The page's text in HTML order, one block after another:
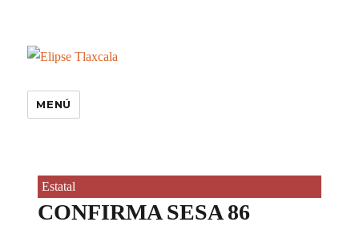
MENÚ
Estatal
CONFIRMA SESA 86